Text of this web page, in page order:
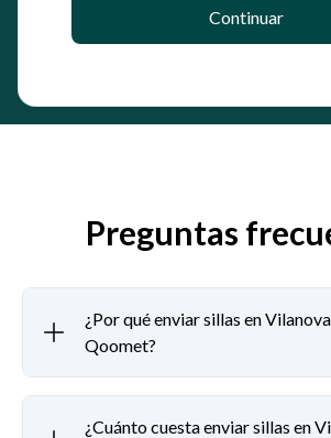
Continuar
Preguntas
¿Por qué enviar sillas en
Qoomet?
¿Cuánto cuesta enviar sillas en